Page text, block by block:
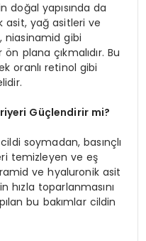
doğal yapısında da
asit, yağ asitleri ve
gibi
plana çıkmalıdır. Bu
oranlı retinol gibi
Güçlendirir mi?
soymadan, basınçlı
temizleyen ve eş
ve hyaluronik asit
toparlanmasını
bu bakımlar cildin